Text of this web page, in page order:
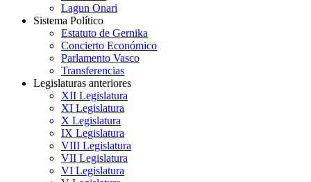
Lagun Onari
Sistema Político
Estatuto de Gernika
Concierto Económico
Parlamento Vasco
Transferencias
Legislaturas anteriores
XII Legislatura
XI Legislatura
X Legislatura
IX Legislatura
VIII Legislatura
VII Legislatura
VI Legislatura